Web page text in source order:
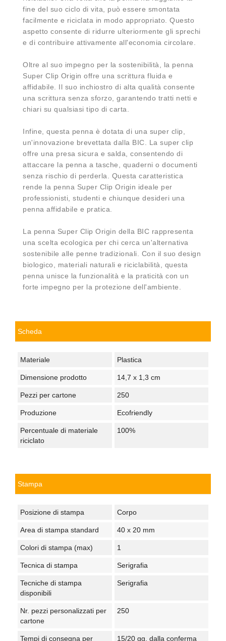
fine del suo ciclo di vita, può essere smontata
facilmente e riciclata in modo appropriato. Questo
aspetto consente di ridurre ulteriormente gli sprechi
e di contribuire attivamente all'economia circolare.
Oltre al suo impegno per la sostenibilità, la penna
Super Clip Origin offre una scrittura fluida e
affidabile. Il suo inchiostro di alta qualità consente
una scrittura senza sforzo, garantendo tratti netti e
chiari su qualsiasi tipo di carta.
Infine, questa penna è dotata di una super clip,
un'innovazione brevettata dalla BIC. La super clip
offre una presa sicura e salda, consentendo di
attaccare la penna a tasche, quaderni o documenti
senza rischio di perderla. Questa caratteristica
rende la penna Super Clip Origin ideale per
professionisti, studenti e chiunque desideri una
penna affidabile e pratica.
La penna Super Clip Origin della BIC rappresenta
una scelta ecologica per chi cerca un'alternativa
sostenibile alle penne tradizionali. Con il suo design
biologico, materiali naturali e riciclabilità, questa
penna unisce la funzionalità e la praticità con un
forte impegno per la protezione dell'ambiente.
Scheda
Materiale Plastica
Dimensione prodotto 14,7 x 1,3 cm
Pezzi per cartone 250
Produzione Ecofriendly
Percentuale di materiale
riciclato
100%
Stampa
Posizione di stampa Corpo
Area di stampa standard 40 x 20 mm
Colori di stampa (max) 1
Tecnica di stampa Serigrafia
Tecniche di stampa
disponibili
Serigrafia
Nr. pezzi personalizzati per
cartone
250
Tempi di consegna per
15/20 gg. dalla conferma